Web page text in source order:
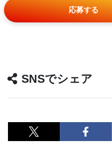
応募する
SNSでシェア